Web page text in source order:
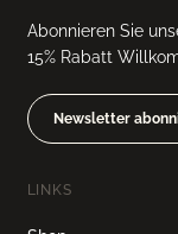
Abonnieren Sie
15% Rabatt
Newsletter
LINKS